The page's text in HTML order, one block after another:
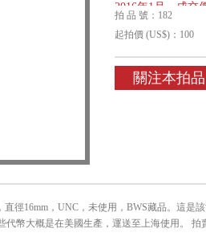
2016年1月，成交
拍 品 號：182
起拍價 (US$)：100
關注本拍品
徑16mm，UNC，未使用，BWS藏品。這是
幣大概是在美國生產，運送至上海使用。 拍